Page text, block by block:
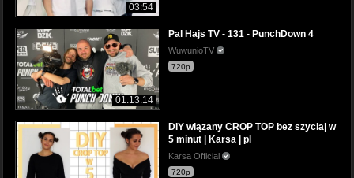
03:54
01:13:14
Pal Hajs TV - 131 - PunchDown 4
WuwunioTV
720p
DIY wiązany CROP TOP bez szycia| w
5 minut | Karsa | pl
Karsa Official
720p